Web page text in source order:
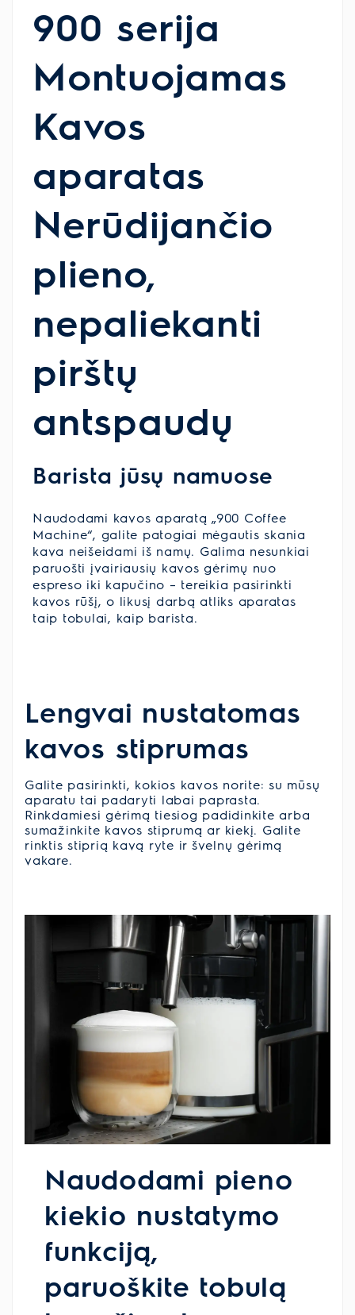
900 serija
Montuojamas
Kavos
aparatas
Nerūdijančio
plieno,
nepaliekanti
pirštų
antspaudų
Barista jūsų namuose
Naudodami kavos aparatą „900 Coffee
Machine“, galite patogiai mėgautis skania
kava neišeidami iš namų. Galima nesunkiai
paruošti įvairiausių kavos gėrimų nuo
espreso iki kapučino – tereikia pasirinkti
kavos rūšį, o likusį darbą atliks aparatas
taip tobulai, kaip barista.
Lengvai nustatomas
kavos stiprumas
Galite pasirinkti, kokios kavos norite: su mūsų
aparatu tai padaryti labai paprasta.
Rinkdamiesi gėrimą tiesiog padidinkite arba
sumažinkite kavos stiprumą ar kiekį. Galite
rinktis stiprią kavą ryte ir švelnų gėrimą
vakare.
Naudodami pieno
kiekio nustatymo
funkciją,
paruoškite tobulą